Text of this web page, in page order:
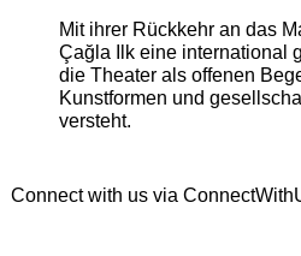
Mit ihrer Rückkehr an das
Çağla Ilk eine international
die Theater als offenen
Kunstformen und
versteht.
Connect with us via